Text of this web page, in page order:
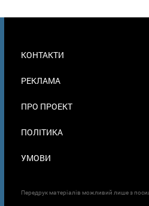
В
КОНТАКТИ
РЕКЛАМА
ПРО ПРОЕКТ
ПОЛІТИКА
УМОВИ
Передрук матеріалів можливий лише з